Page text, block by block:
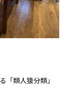
「類人猿分類」